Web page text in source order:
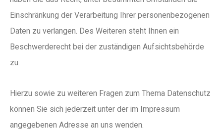
Einschränkung der Verarbeitung Ihrer personenbezogenen
Daten zu verlangen. Des Weiteren steht Ihnen ein
Beschwerderecht bei der zuständigen Aufsichtsbehörde
zu.
Hierzu sowie zu weiteren Fragen zum Thema Datenschutz
können Sie sich jederzeit unter der im Impressum
angegebenen Adresse an uns wenden.